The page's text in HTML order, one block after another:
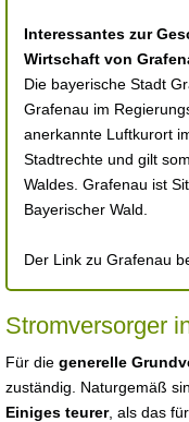
Interessantes zur
Wirtschaft von
Die bayerische Stadt
Grafenau im
anerkannte Luftkurort
Stadtrechte und gilt
Waldes. Grafenau ist
Bayerischer Wald.
Der Link zu Grafenau
Stromversorger
Für die generelle
zuständig. Naturgemäß
Einiges teurer, als das